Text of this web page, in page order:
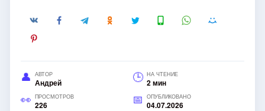
АВТОР
Андрей
НА ЧТЕНИЕ
2 мин
ПРОСМОТРОВ
226
ОПУБЛИКОВАНО
04.07.2026